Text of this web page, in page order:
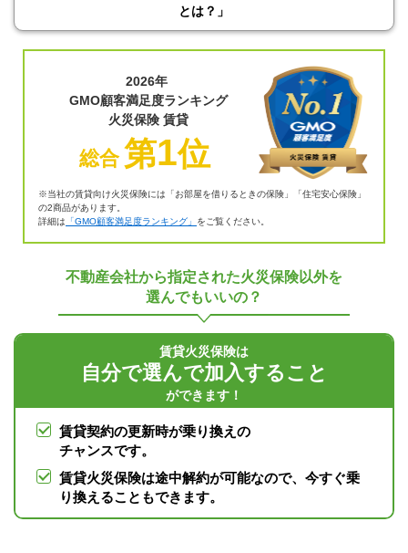
とは？」
2026年
GMO顧客満足度ランキング
火災保険 賃貸
総合 第1位
※当社の賃貸向け火災保険には「お部屋を借りるときの保険」「住宅安心保険」
の2商品があります。
詳細は 「GMO顧客満足度ランキング」 をご覧ください。
不動産会社から指定された火災保険以外を
選んでもいいの？
賃貸火災保険は
自分で選んで加入すること
ができます！
賃貸契約の更新時が乗り換えの
チャンスです。
賃貸火災保険は途中解約が可能なので、今すぐ乗
り換えることもできます。